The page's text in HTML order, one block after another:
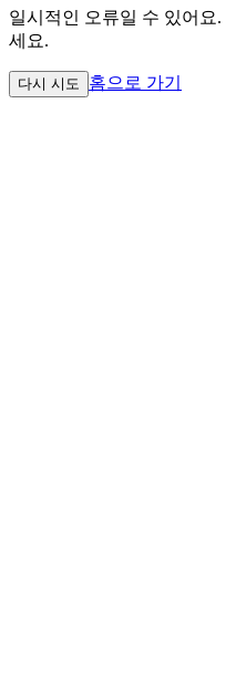
일시적인 오류일 수 있어요.
세요.
다시 시도 홈으로 가기